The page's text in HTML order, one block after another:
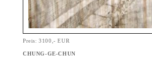
Preis: 3100,- EUR
CHUNG-GE-CHUN